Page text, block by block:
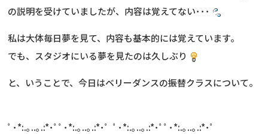
の説明を受けていましたが、内容は覚えてない･･･
私は大体毎日夢を見て、内容も基本的には覚えています。
でも、スタジオにいる夢を見たのは久しぶり
と、いうことで、今日はベリーダンスの振替クラスについて。
ﾟ･*:.｡..｡.:*･ﾟﾟ･*:.｡..｡.:*･ﾟ ﾟ･*:.｡..｡.:*･ﾟﾟ･*:.｡..｡.:*･ﾟ